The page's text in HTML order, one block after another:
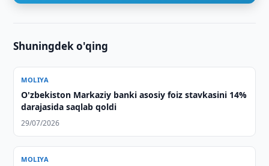
Shuningdek o'qing
MOLIYA
O'zbekiston Markaziy banki asosiy foiz stavkasini 14%
darajasida saqlab qoldi
29/07/2026
MOLIYA